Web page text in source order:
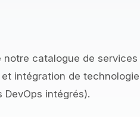
catalogue de services
intégration de
intégrés).